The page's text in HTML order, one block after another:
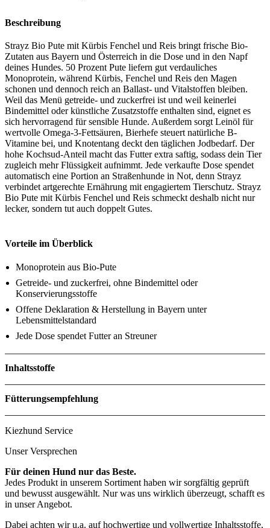
Beschreibung
Strayz Bio Pute mit Kürbis Fenchel und Reis bringt frische Bio-
Zutaten aus Bayern und Österreich in die Dose und in den Napf
deines Hundes. 50 Prozent Pute liefern gut verdauliches
Monoprotein, während Kürbis, Fenchel und Reis den Magen
schonen und dennoch reich an Ballast- und Vitalstoffen bleiben.
Weil das Menü getreide- und zuckerfrei ist und weil keinerlei
Bindemittel oder künstliche Zusatzstoffe enthalten sind, eignet es
sich hervorragend für sensible Hunde. Außerdem sorgt Leinöl für
wertvolle Omega-3-Fettsäuren, Bierhefe steuert natürliche B-
Vitamine bei, und Knotentang deckt den täglichen Jodbedarf. Der
hohe Kochsud-Anteil macht das Futter extra saftig, sodass dein Tier
zugleich mehr Flüssigkeit aufnimmt. Jede verkaufte Dose spendet
automatisch eine Portion an Straßenhunde in Not, denn Strayz
verbindet artgerechte Ernährung mit engagiertem Tierschutz. Strayz
Bio Pute mit Kürbis Fenchel und Reis schmeckt deshalb nicht nur
lecker, sondern tut auch doppelt Gutes.
Vorteile im Überblick
Monoprotein aus Bio-Pute
Getreide- und zuckerfrei, ohne Bindemittel oder
Konservierungsstoffe
Offene Deklaration & Herstellung in Bayern unter
Lebensmittelstandard
Jede Dose spendet Futter an Streuner
Inhaltsstoffe
Menge
Zutaten
Fütterungsempfehlung
1–5 kg
10–20 kg
20–30 kg
30–40 kg
1 010–1 250 g
Kiezhund Service
Unser Versprechen
Für deinen Hund nur das Beste.
Jedes Produkt in unserem Sortiment haben wir sorgfältig geprüft
und bewusst ausgewählt. Nur was uns wirklich überzeugt, schafft es
in unser Angebot.
Dabei achten wir u.a. auf hochwertige und vollwertige Inhaltsstoffe,